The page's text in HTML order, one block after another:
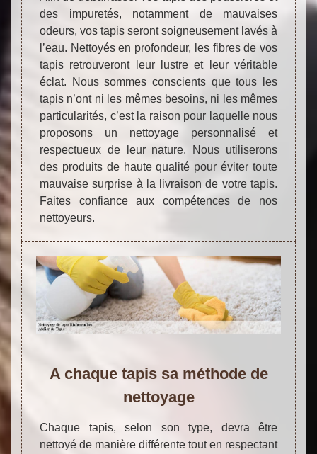
des impuretés, notamment de mauvaises
odeurs, vos tapis seront soigneusement lavés à
l’eau. Nettoyés en profondeur, les fibres de vos
tapis retrouveront leur lustre et leur véritable
éclat. Nous sommes conscients que tous les
tapis n’ont ni les mêmes besoins, ni les mêmes
particularités, c’est la raison pour laquelle nous
proposons un nettoyage personnalisé et
respectueux de leur nature. Nous utiliserons
des produits de haute qualité pour éviter toute
mauvaise surprise à la livraison de votre tapis.
Faites confiance aux compétences de nos
nettoyeurs.
A chaque tapis sa méthode de
nettoyage
Chaque tapis, selon son type, devra être
nettoyé de manière différente tout en respectant